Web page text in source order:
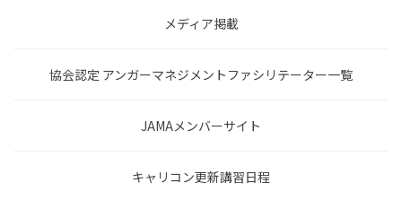
メディア掲載
協会認定 アンガーマネジメントファシリテーター一覧
JAMAメンバーサイト
キャリコン更新講習日程